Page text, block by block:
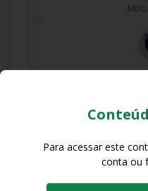
Para acessar este
conta ou